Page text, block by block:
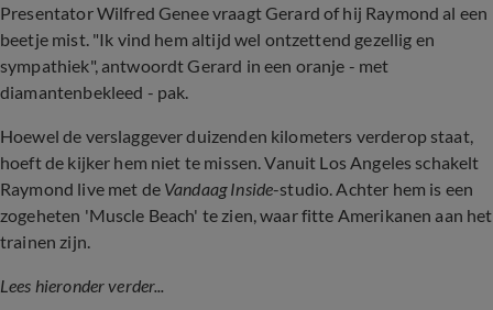
Presentator Wilfred Genee vraagt Gerard of hij Raymond al een
beetje mist. "Ik vind hem altijd wel ontzettend gezellig en
sympathiek", antwoordt Gerard in een oranje - met
diamantenbekleed - pak.
Hoewel de verslaggever duizenden kilometers verderop staat,
hoeft de kijker hem niet te missen. Vanuit Los Angeles schakelt
Raymond live met de Vandaag Inside-studio. Achter hem is een
zogeheten 'Muscle Beach' te zien, waar fitte Amerikanen aan het
trainen zijn.
Lees hieronder verder...